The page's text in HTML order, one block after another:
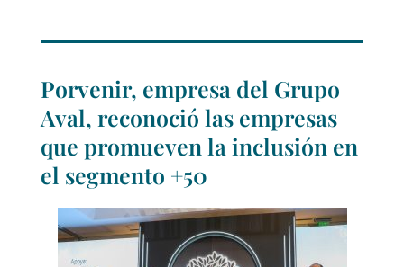
Porvenir, empresa del Grupo
Aval, reconoció las empresas
que promueven la inclusión en
el segmento +50